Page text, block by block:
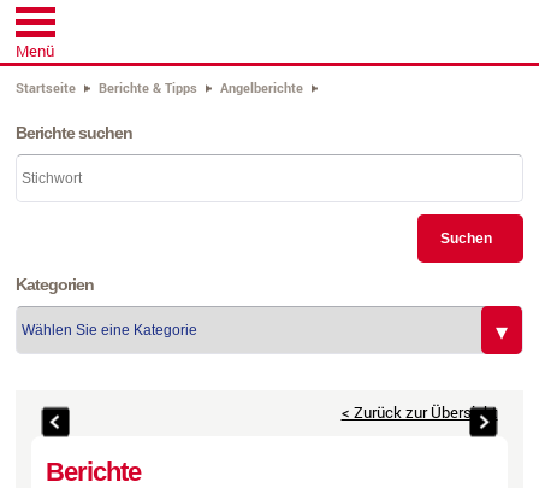
Menü
Startseite Berichte & Tipps Angelberichte
Berichte suchen
Suchen
Kategorien
< Zurück zur Übersicht
Berichte